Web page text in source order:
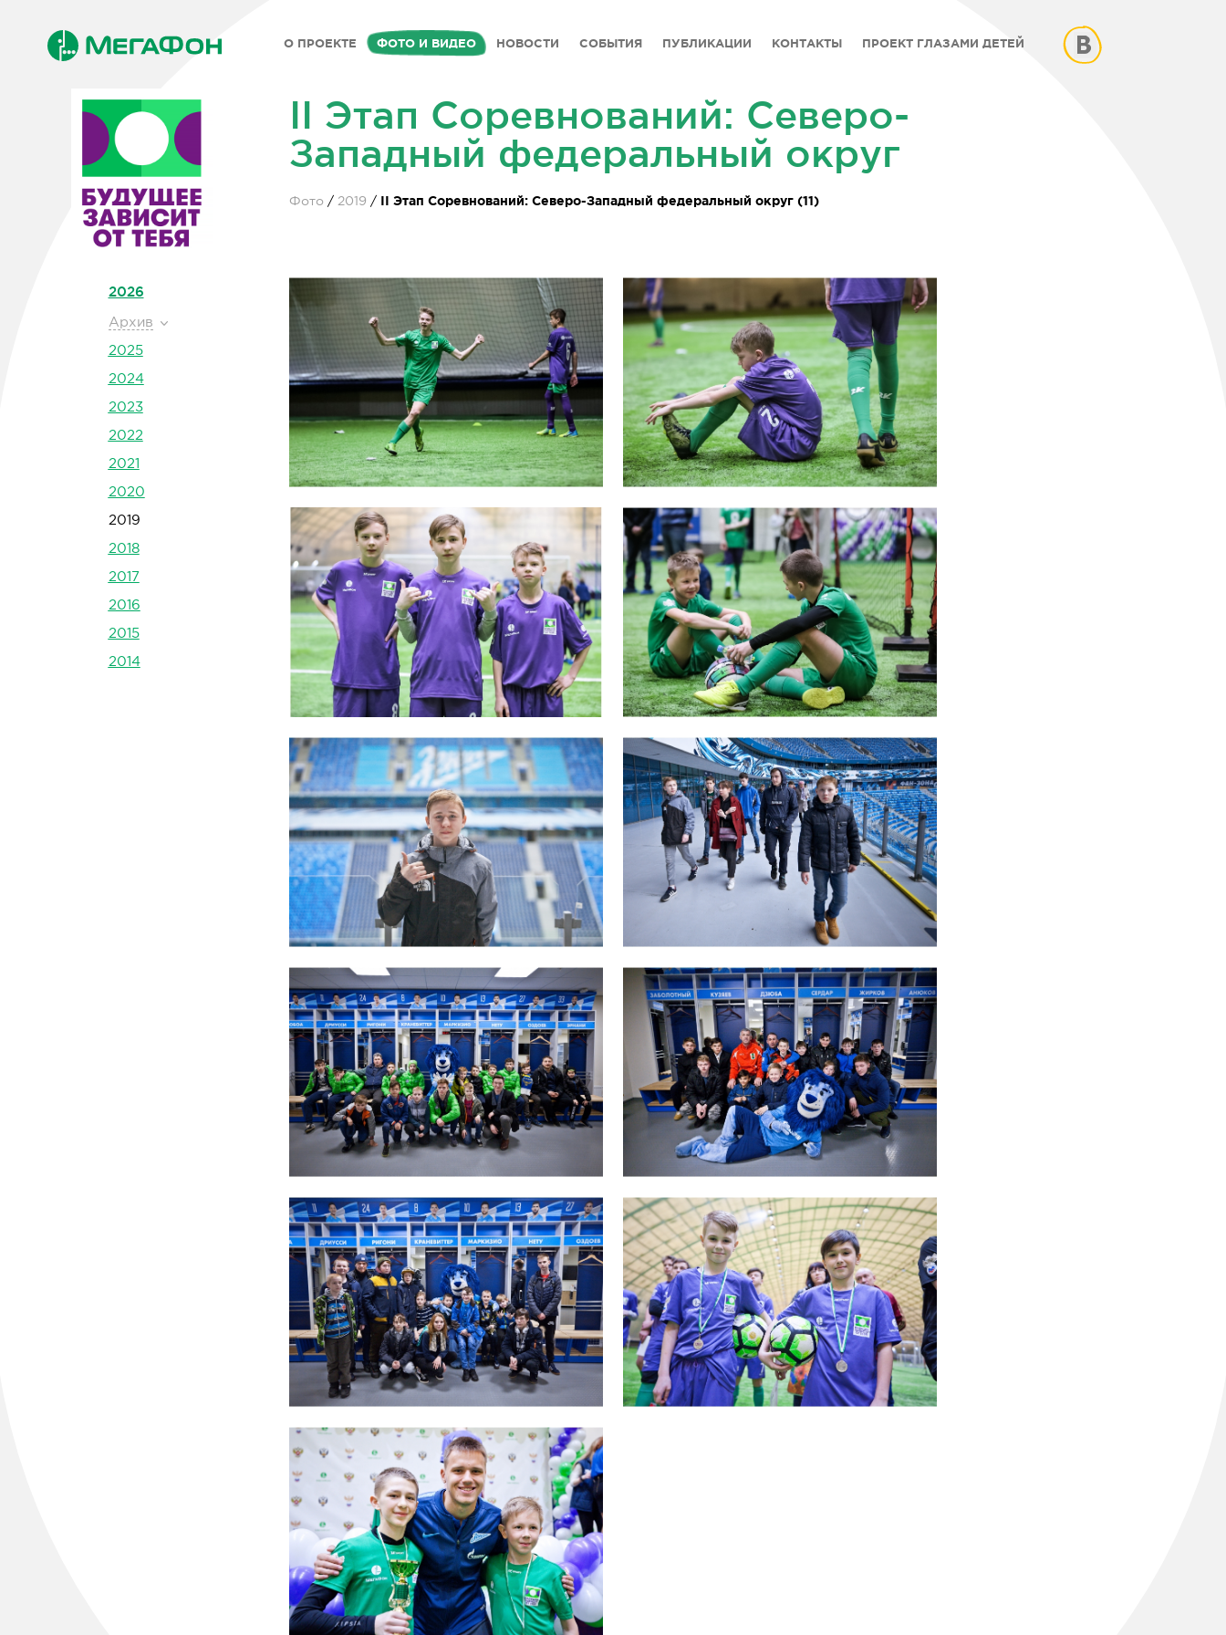
О ПРОЕКТЕ ФОТО И ВИДЕО НОВОСТИ СОБЫТИЯ ПУБЛИКАЦИИ КОНТАКТЫ ПРОЕКТ ГЛАЗАМИ ДЕТЕЙ
II Этап Соревнований: Северо-
Западный федеральный округ
2026
Архив
2025
2024
2023
2022
2021
2020
2019
2018
2017
2016
2015
2014
Фото 2019 II Этап Соревнований: Северо-Западный федеральный округ (11)